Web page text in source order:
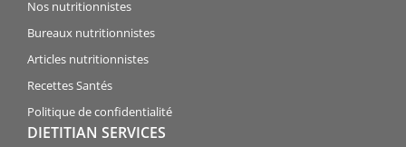
Nos nutritionnistes
Bureaux nutritionnistes
Articles nutritionnistes
Recettes Santés
Politique de confidentialité
DIETITIAN SERVICES